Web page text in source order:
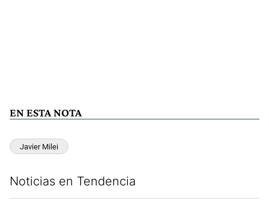
EN ESTA NOTA
Javier Milei
Noticias en Tendencia